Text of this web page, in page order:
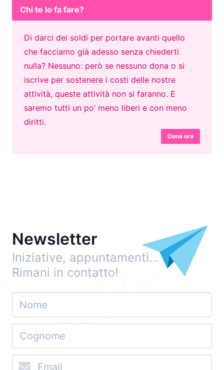
Chi te lo fa fare?
Di darci dei soldi per portare avanti quello
che facciamo già adesso senza chiederti
nulla? Nessuno: però se nessuno dona o si
iscrive per sostenere i costi delle nostre
attività, queste attività non si faranno. E
saremo tutti un po’ meno liberi e con meno
diritti.
Dona ora
Newsletter
Iniziative, appuntamenti…
Rimani in contatto!